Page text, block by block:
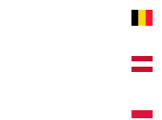
om
zijn